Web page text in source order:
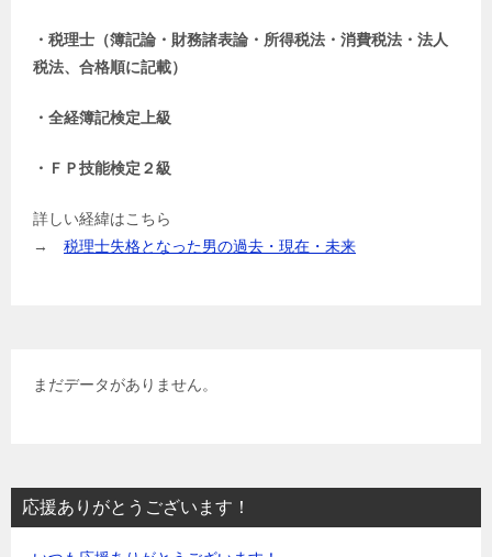
・税理士（簿記論・財務諸表論・所得税法・消費税法・法人
税法、合格順に記載）
・全経簿記検定上級
・ＦＰ技能検定２級
詳しい経緯はこちら
→ 税理士失格となった男の過去・現在・未来
まだデータがありません。
応援ありがとうございます！